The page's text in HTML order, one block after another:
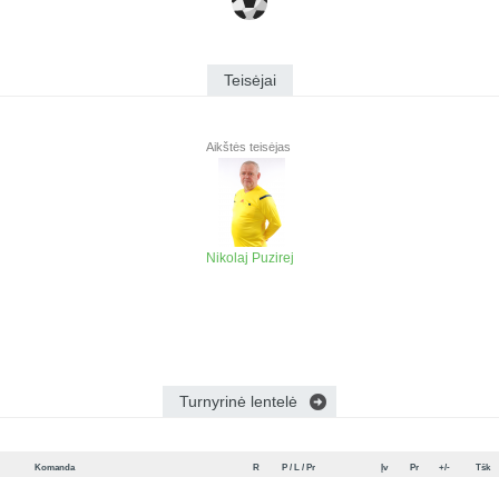
Teisėjai
Aikštės teisėjas
Nikolaj Puzirej
Turnyrinė lentelė
Komanda R P / L / Pr Įv Pr +/- Tšk